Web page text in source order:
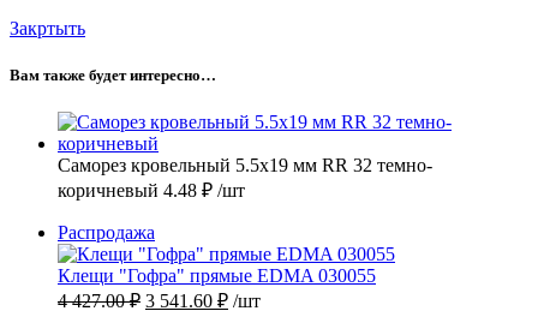
Закртыть
Вам также будет интересно…
Саморез кровельный 5.5х19 мм RR 32 темно-
коричневый 4.48 ₽ /шт
Распродажа
товар
Клещи "Гофра" прямые EDMA 030055
4 427.00₽ Первоначальная
3 541.60 ₽Текущая
/шт